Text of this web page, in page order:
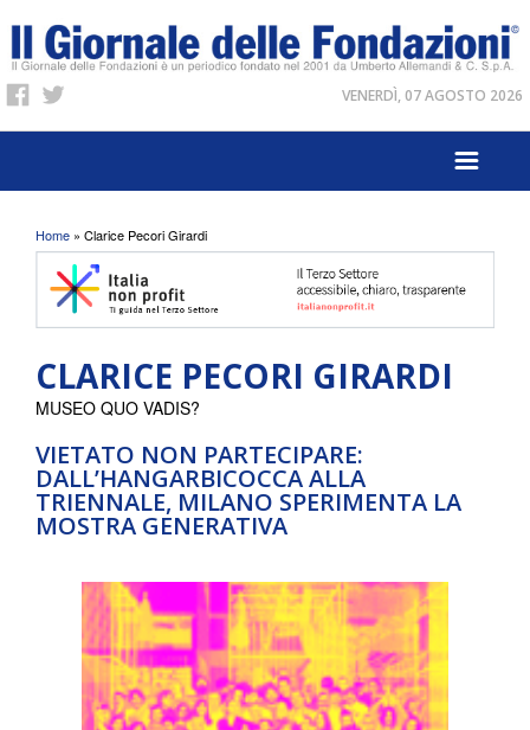
VENERDÌ, 07 AGOSTO 2026
Tu sei qui
Home » Clarice Pecori Girardi
CLARICE PECORI GIRARDI
VIETATO NON PARTECIPARE:
DALL’HANGARBICOCCA ALLA
TRIENNALE, MILANO SPERIMENTA LA
MOSTRA GENERATIVA
MUSEO QUO VADIS?